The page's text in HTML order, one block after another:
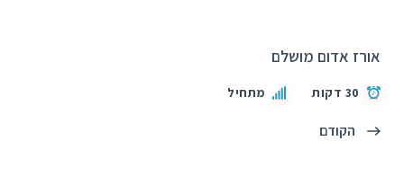
אורז אדום מושלם
30 דקות מתחיל